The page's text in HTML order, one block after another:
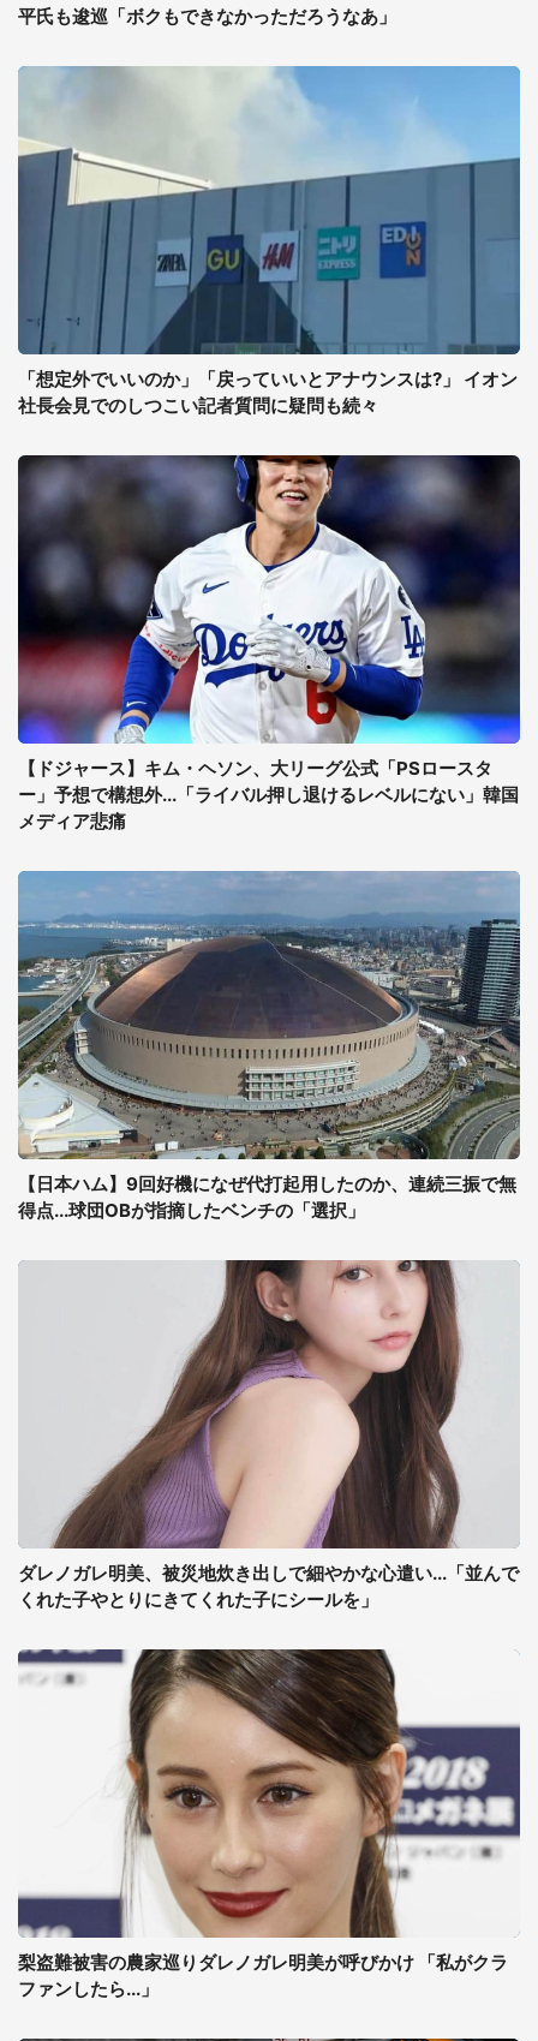
平氏も逡巡「ボクもできなかっただろうなあ」
「想定外でいいのか」「戻っていいとアナウンスは?」 イオン
社長会見でのしつこい記者質問に疑問も続々
【ドジャース】キム・ヘソン、大リーグ公式「PSロースタ
ー」予想で構想外...「ライバル押し退けるレベルにない」韓国
メディア悲痛
【日本ハム】9回好機になぜ代打起用したのか、連続三振で無
得点...球団OBが指摘したベンチの「選択」
ダレノガレ明美、被災地炊き出しで細やかな心遣い...「並んで
くれた子やとりにきてくれた子にシールを」
梨盗難被害の農家巡りダレノガレ明美が呼びかけ 「私がクラ
ファンしたら...」